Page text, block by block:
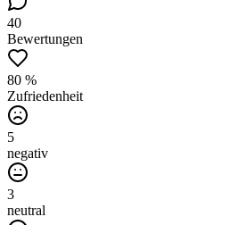
40
Bewertungen
80 %
Zufriedenheit
5
negativ
3
neutral